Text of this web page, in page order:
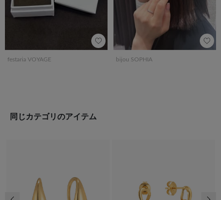
festaria VOYAGE bijou SOPHIA
同じカテゴリのアイテム
前の画像